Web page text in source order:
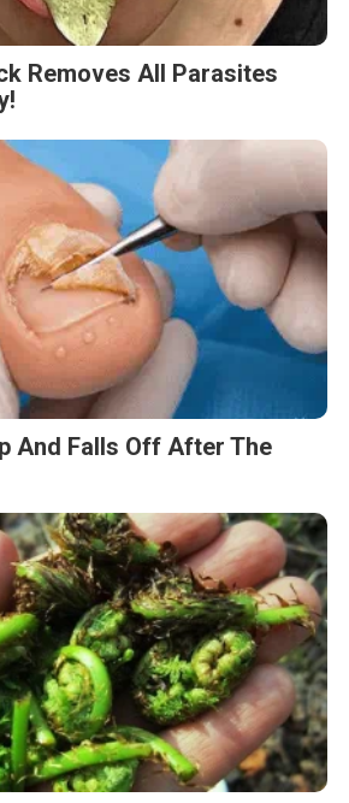
Removes All Parasites
And Falls Off After The